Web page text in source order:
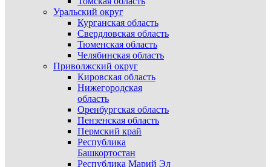
Уральский округ
Курганская область
Свердловская область
Тюменская область
Челябинская область
Приволжский округ
Кировская область
Нижегородская
область
Оренбургская область
Пензенская область
Пермский край
Республика
Башкортостан
Республика Марий Эл